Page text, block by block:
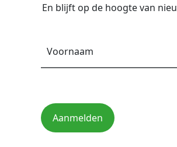
En blijft op de hoogte van
Aanmelden